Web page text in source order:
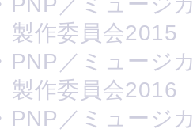
製作委員会2015
PNP／ミュージ
製作委員会2016
PNP／ミュージ